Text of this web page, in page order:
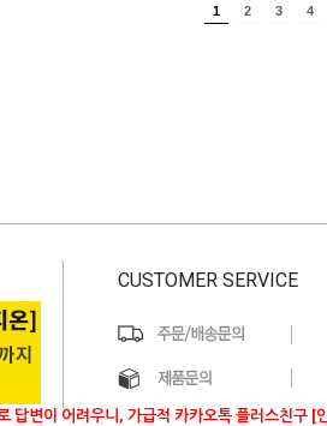
1 2 3 4
답변이 어려우니, 가급적 카카오톡 플러스친구 [
CUSTOMER SERVICE